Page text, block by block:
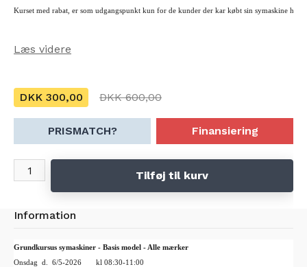
Kurset med rabat, er som udgangspunkt kun for de kunder der kar købt sin symaskine hos
Læs videre
DKK 300,00 DKK 600,00
PRISMATCH? Finansiering
Tilføj til kurv
Information
Grundkursus symaskiner - Basis model - Alle mærker
Onsdag
  d.
6/5-202
kl 08:30-11:00